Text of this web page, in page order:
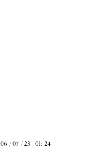
06 / 07 / 23 - 01: 24